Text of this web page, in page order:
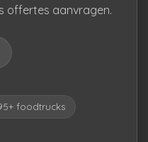
offertes aanvragen.
foodtrucks